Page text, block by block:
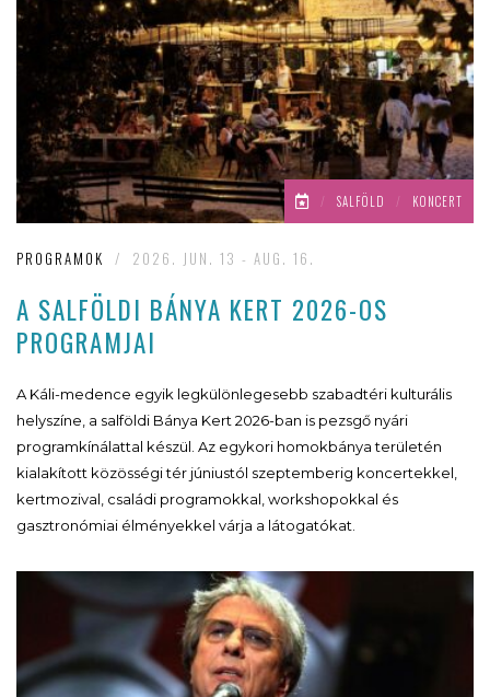
/ SALFÖLD / KONCERT
PROGRAMOK / 2026. JUN. 13 - AUG. 16.
A SALFÖLDI BÁNYA KERT 2026-OS
PROGRAMJAI
A Káli-medence egyik legkülönlegesebb szabadtéri kulturális
helyszíne, a salföldi Bánya Kert 2026-ban is pezsgő nyári
programkínálattal készül. Az egykori homokbánya területén
kialakított közösségi tér júniustól szeptemberig koncertekkel,
kertmozival, családi programokkal, workshopokkal és
gasztronómiai élményekkel várja a látogatókat.